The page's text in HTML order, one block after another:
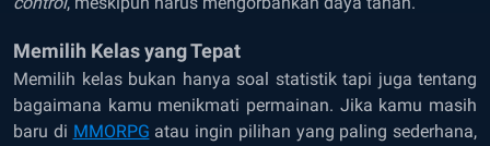
Memilih Kelas yang Tepat
Memilih kelas bukan hanya soal statistik tapi juga tentang
bagaimana kamu menikmati permainan. Jika kamu masih
baru di MMORPG atau ingin pilihan yang paling sederhana,